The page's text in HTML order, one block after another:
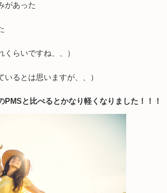
があった
くらいですね、、）
いるとは思いますが、、）
PMSと比べるとかなり軽くなりました！！！